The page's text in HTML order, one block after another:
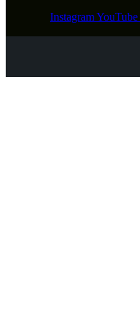
InstagramYouTube